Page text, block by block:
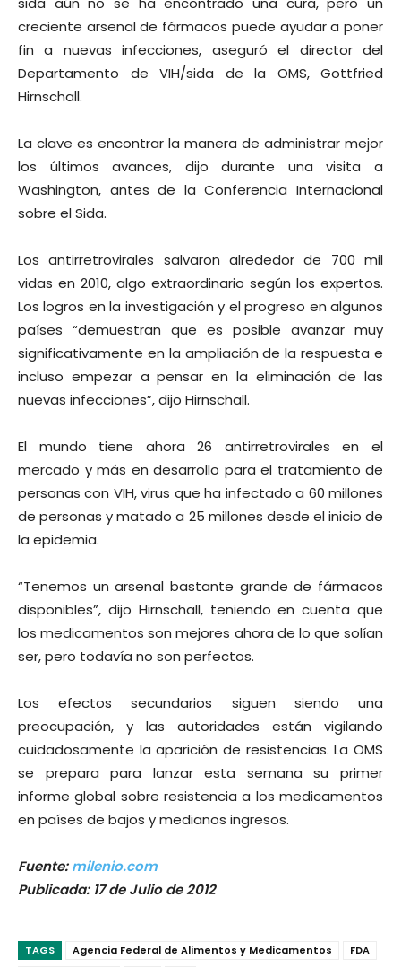
creciente arsenal de fármacos puede ayudar a poner
fin a nuevas infecciones, aseguró el director del
Departamento de VIH/sida de la OMS, Gottfried
Hirnschall.
La clave es encontrar la manera de administrar mejor
los últimos avances, dijo durante una visita a
Washington, antes de la Conferencia Internacional
sobre el Sida.
Los antirretrovirales salvaron alrededor de 700 mil
vidas en 2010, algo extraordinario según los expertos.
Los logros en la investigación y el progreso en algunos
países “demuestran que es posible avanzar muy
significativamente en la ampliación de la respuesta e
incluso empezar a pensar en la eliminación de las
nuevas infecciones”, dijo Hirnschall.
El mundo tiene ahora 26 antirretrovirales en el
mercado y más en desarrollo para el tratamiento de
personas con VIH, virus que ha infectado a 60 millones
de personas y matado a 25 millones desde el inicio de
la epidemia.
“Tenemos un arsenal bastante grande de fármacos
disponibles”, dijo Hirnschall, teniendo en cuenta que
los medicamentos son mejores ahora de lo que solían
ser, pero todavía no son perfectos.
Los efectos secundarios siguen siendo una
preocupación, y las autoridades están vigilando
cuidadosamente la aparición de resistencias. La OMS
se prepara para lanzar esta semana su primer
informe global sobre resistencia a los medicamentos
en países de bajos y medianos ingresos.
Fuente:milenio.com
Publicada: 17 de Julio de 2012
TAGS Agencia Federal de Alimentos y Medicamentos
FDA